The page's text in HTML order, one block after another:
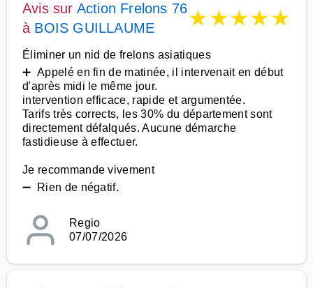
Avis sur Action Frelons 76
à BOIS GUILLAUME ★★★★★
Éliminer un nid de frelons asiatiques
➕ Appelé en fin de matinée, il intervenait en début
d'après midi le même jour.
intervention efficace, rapide et argumentée.
Tarifs très corrects, les 30% du département sont
directement défalqués. Aucune démarche
fastidieuse à effectuer.
Je recommande vivement
➖ Rien de négatif.
Regio
07/07/2026